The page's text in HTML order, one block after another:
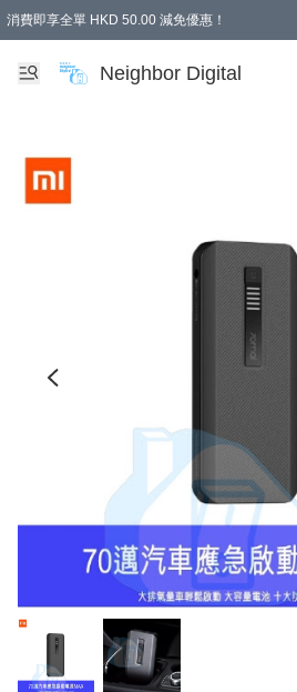
消費即享全單 HKD 50.00 減免優惠！
Neighbor Digital